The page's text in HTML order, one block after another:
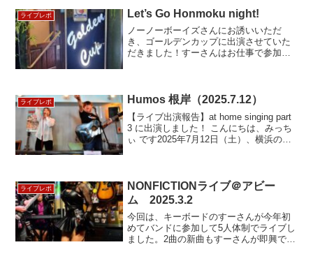
ライブレポ Let’s Go Honmoku night!
ノーノーボーイズさんにお誘いいただ
き、ゴールデンカップに出演させていた
だきました！すーさんはお仕事で参加で
ライブレポ Humos 根岸（2025.7.12）
【ライブ出演報告】at home singing part
3 に出演しました！ こんにちは、みっち
ぃ です2025年7月12日（土）、横浜の
ライブレポ
NONFICTIONライブ＠アビー
ム 2025.3.2
今回は、キーボードのすーさんが今年初
めてバンドに参加して5人体制でライブし
ました。2曲の新曲もすーさんが即興で合